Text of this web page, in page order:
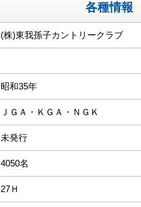
各種情報
(株)東我孫子カントリークラブ
昭和35年
ＪＧＡ・ＫＧＡ・ＮＧＫ
未発行
4050名
27Ｈ